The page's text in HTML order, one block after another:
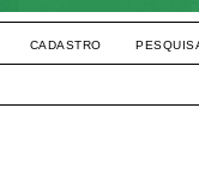
CADASTRO